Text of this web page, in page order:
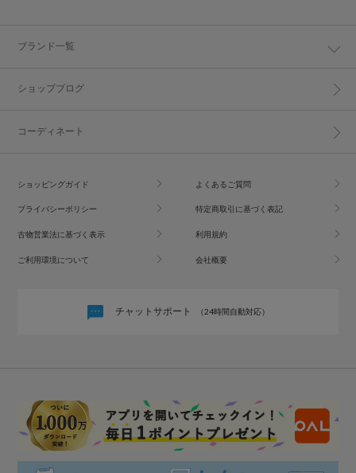
ブランド一覧
ショップブログ
コーディネート
ショッピングガイド よくあるご質問
プライバシーポリシー 特定商取引に基づく表記
古物営業法に基づく表示 利用規約
ご利用環境について 会社概要
チャットサポート （24時間自動対応）